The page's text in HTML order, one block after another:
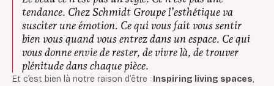
tendance. Chez Schmidt Groupe l’esthétique va
susciter une émotion. Ce qui vous fait vous sentir
bien vous quand vous entrez dans un espace. Ce qui
vous donne envie de rester, de vivre là, de trouver
plénitude dans chaque pièce.
Et c’est bien là notre raison d’être : Inspiring living spaces,